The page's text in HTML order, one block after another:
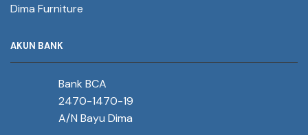
Dima Furniture
AKUN BANK
Bank BCA
2470-1470-19
A/N Bayu Dima